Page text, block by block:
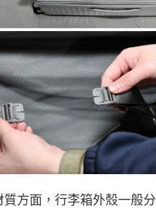
質方面，行李箱外殼一般